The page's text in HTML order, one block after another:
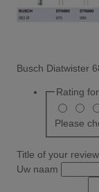
Busch Diatwister
Rating for
Please
Title of your review
Uw naam